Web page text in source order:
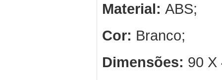
Material: ABS;
Cor: Branco;
Dimensões: 90 X